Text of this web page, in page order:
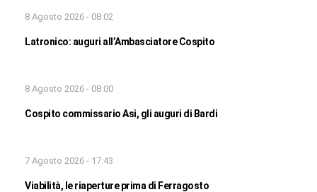
8 Agosto 2026 - 08:02
Latronico: auguri all’Ambasciatore Cospito
8 Agosto 2026 - 08:00
Cospito commissario Asi, gli auguri di Bardi
7 Agosto 2026 - 17:43
Viabilità, le riaperture prima di Ferragosto